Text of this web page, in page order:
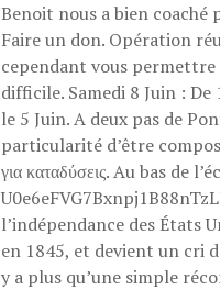
Benoit nous a bien
Faire un don. Opération
cependant vous
difficile. Samedi 8 Juin :
le 5 Juin. A deux pas de
particularité d’être
για καταδύσεις. Au bas de
l’indépendance des États
en 1845, et devient un cri
y a plus qu’une simple